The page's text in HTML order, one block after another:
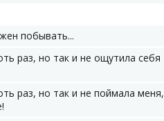
побывать...
раз, но так и не ощутила себя
раз, но так и не поймала меня,